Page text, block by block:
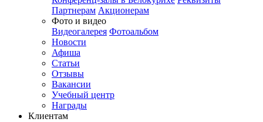
Партнерам Акционерам
Фото и видео
Видеогалерея Фотоальбом
Новости
Афиша
Статьи
Отзывы
Вакансии
Учебный центр
Награды
Клиентам